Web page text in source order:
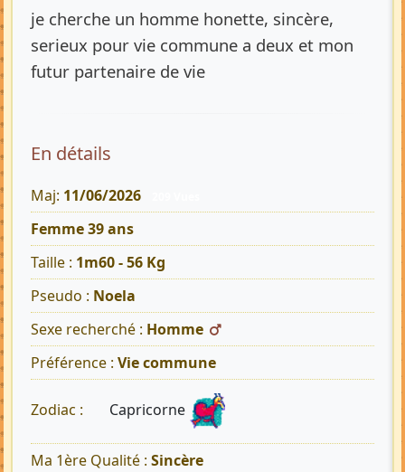
je cherche un homme honette, sincère,
serieux pour vie commune a deux et mon
futur partenaire de vie
En détails
Maj: 11/06/2026
Femme 39 ans
Taille : 1m60 - 56 Kg
Pseudo : Noela
Sexe recherché : Homme
Préférence : Vie commune
Zodiac : Capricorne
Ma 1ère Qualité : Sincère